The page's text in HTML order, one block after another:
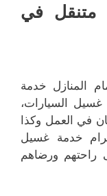
متنقل في
المنازل خدمة
غسيل السيارات،
في العمل وكذا
خدمة غسيل
راحتهم ورضاهم